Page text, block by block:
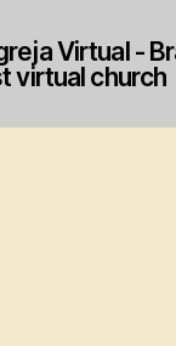
Virtual -
virtual church